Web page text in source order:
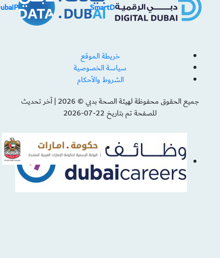
SmartD
DubaiP
خريطة الموقع
سياسة الخصوصية
الشروط والأحكام
جميع الحقوق محفوظة لهيئة الصحة بدبي © 2026
|آخر تحديث
للصفحة تم بتاريخ 22-07-2026